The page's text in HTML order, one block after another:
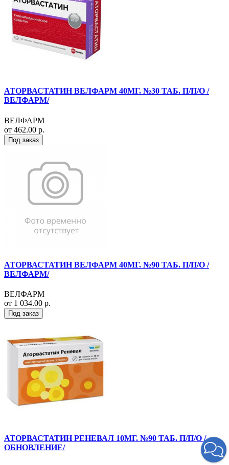
АТОРВАСТАТИН ВЕЛФАРМ 40МГ. №30 ТАБ. П/П/О /
ВЕЛФАРМ/
ВЕЛФАРМ
от 462.00 р.
Под заказ
АТОРВАСТАТИН ВЕЛФАРМ 40МГ. №90 ТАБ. П/П/О /
ВЕЛФАРМ/
ВЕЛФАРМ
от 1 034.00 р.
Под заказ
АТОРВАСТАТИН РЕНЕВАЛ 10МГ. №90 ТАБ. П/П/О /
ОБНОВЛЕНИЕ/